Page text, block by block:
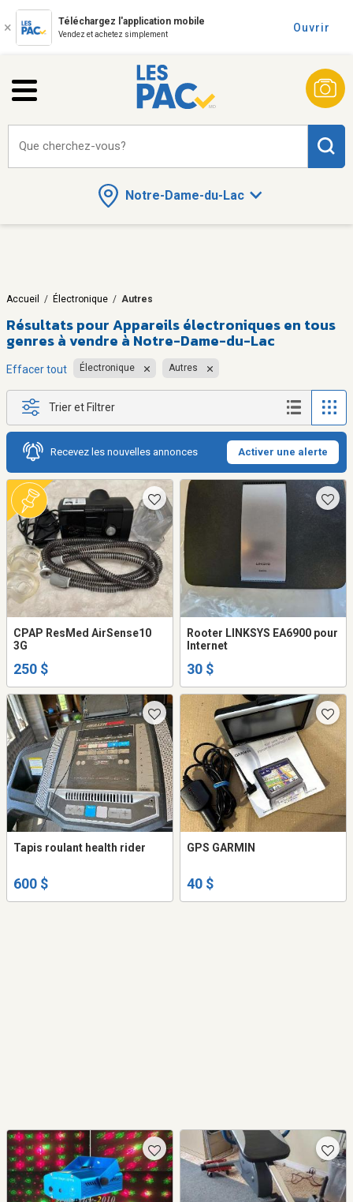
Téléchargez l'application mobile
Vendez et achetez simplement
Ouvrir
Notre-Dame-du-Lac
Que cherchez-vous?
Accueil / Électronique / Autres
Résultats pourAppareils électroniques en tous
genres à vendre à Notre-Dame-du-Lac
Effacer tout Électronique Autres
Trier et Filtrer
Recevez les nouvelles annonces Activer une alerte
CPAP ResMed AirSense10
3G
250 $
Rooter LINKSYS EA6900 pour
Internet
30 $
Tapis roulant health rider
600 $
GPS GARMIN
40 $